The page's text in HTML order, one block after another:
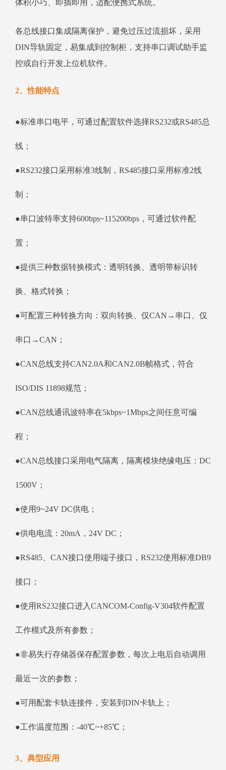
体积小巧、即插即用，适配便携式系统。
各总线接口集成隔离保护，避免过压过流损坏，采用
DIN导轨固定，易集成到控制柜，支持串口调试助手监
控或自行开发上位机软件。
2、性能特点
●标准串口电平，可通过配置软件选择RS232或RS485总
线；
●RS232接口采用标准3线制，RS485接口采用标准2线
制；
●串口波特率支持600bps~115200bps，可通过软件配
置；
●提供三种数据转换模式：透明转换、透明带标识转
换、格式转换；
●可配置三种转换方向：双向转换、仅CAN→串口、仅
串口→CAN；
●CAN总线支持CAN2.0A和CAN2.0B帧格式，符合
ISO/DIS 11898规范；
●CAN总线通讯波特率在5kbps~1Mbps之间任意可编
程；
●CAN总线接口采用电气隔离，隔离模块绝缘电压：DC
1500V；
●使用9~24V DC供电；
●供电电流：20mA，24V DC；
●RS485、CAN接口使用端子接口，RS232使用标准DB9
接口；
●使用RS232接口进入CANCOM-Config-V304软件配置
工作模式及所有参数；
●非易失行存储器保存配置参数，每次上电后自动调用
最近一次的参数；
●可用配套卡轨连接件，安装到DIN卡轨上；
●工作温度范围：-40℃~+85℃；
3、典型应用